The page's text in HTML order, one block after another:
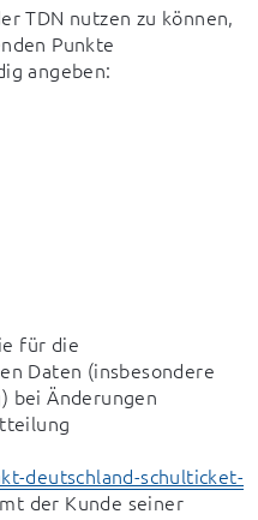
TDN nutzen zu können,
Punkte
angeben:
für die
Daten (insbesondere
bei Änderungen
deutschland-schulticket-
der Kunde seiner